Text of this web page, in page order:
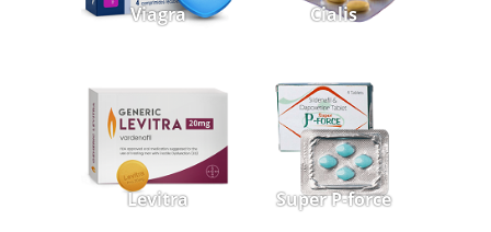
Viagra Cialis
Levitra Super P-force